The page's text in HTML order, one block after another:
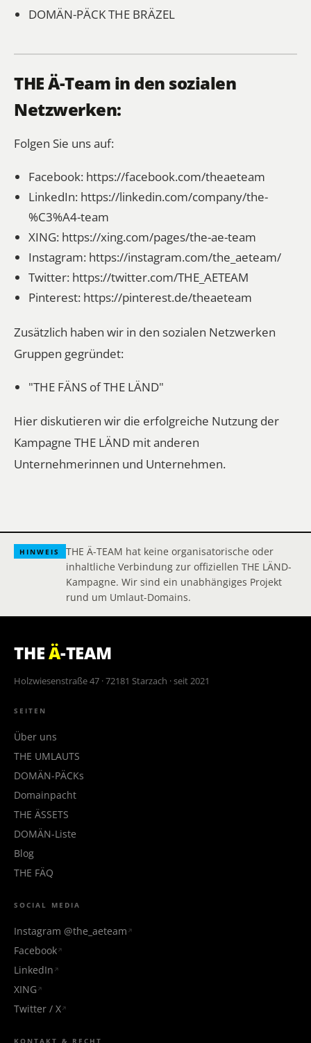
DOMÄN-PÄCKTHE BRÄZEL
THE Ä-Team in den sozialen
Netzwerken:
Folgen Sie uns auf:
Facebook: https://facebook.com/theaeteam
LinkedIn: https://linkedin.com/company/the-
%C3%A4-team
XING: https://xing.com/pages/the-ae-team
Instagram: https://instagram.com/the_aeteam/
Twitter: https://twitter.com/THE_AETEAM
Pinterest: https://pinterest.de/theaeteam
Zusätzlich haben wir in den sozialen Netzwerken
Gruppen gegründet:
"THE FÄNS of THE LÄND"
Hier diskutieren wir die erfolgreiche Nutzung der
Kampagne THE LÄND mit anderen
Unternehmerinnen und Unternehmen.
HINWEIS
THE Ä-TEAM hat keine organisatorische oder
inhaltliche Verbindung zur offiziellen THE LÄND-
Kampagne. Wir sind ein unabhängiges Projekt
rund um Umlaut-Domains.
THEÄ-TEAM
Holzwiesenstraße 47 · 72181 Starzach · seit 2021
SEITEN
Über uns
THE UMLAUTS
DOMÄN-PÄCKs
Domainpacht
THE ÄSSETS
DOMÄN-Liste
Blog
THE FÄQ
SOCIAL MEDIA
Instagram @the_aeteam
Facebook
LinkedIn
XING
Twitter / X
KONTAKT & RECHT